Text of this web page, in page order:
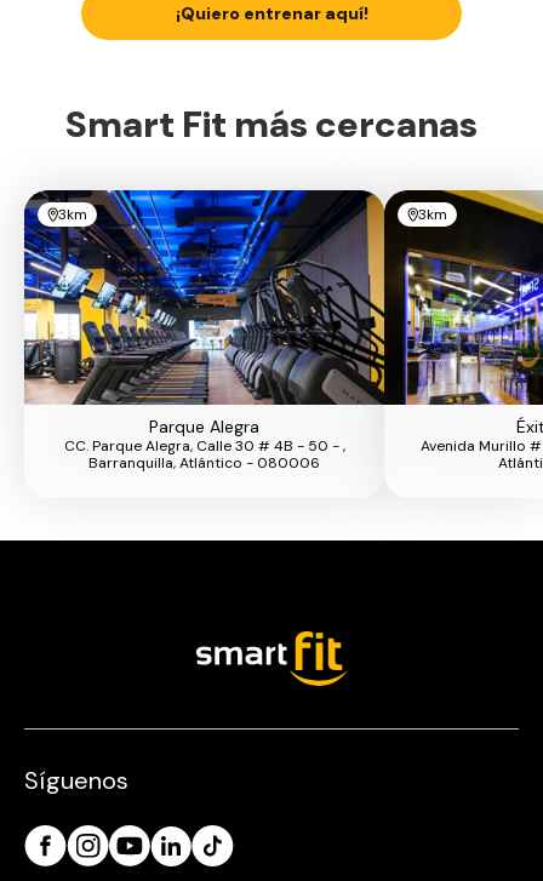
¡Quiero entrenar aquí!
Smart Fit más cercanas
3km
Parque Alegra
CC. Parque Alegra, Calle 30 # 4B - 50 - ,
Barranquilla, Atlántico - 080006
3km
Avenida Murillo
Síguenos